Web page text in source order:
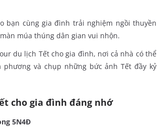
bạn cùng gia đình trải nghiệm ngồi thuyền
múa thúng dân gian vui nhộn.
du lịch Tết cho gia đình, nơi cả nhà có thể
và chụp những bức ảnh Tết đầy kỷ
cho gia đình đáng nhớ
5N4Đ